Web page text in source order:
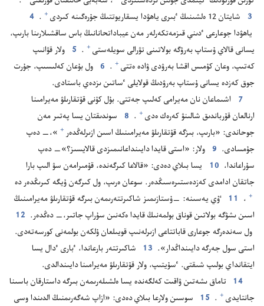
3
شايتان 12 ە‌لشىنىڭ ٴ‌بىرى ياھۋدا يسقاريوتتىڭ جۇ‌رە‌گىنە كىردى⁠ +
‏.‏
4
ياھۋدا جوعارعى ٴ‌دىني قىزمە‌تكە‌رلە‌ر مە‌ن عيباداتحانانىڭ باس ساقشىلارىنا بارىپ،‏
يسانى قالاي ۇ‌ستاپ بە‌رۋگە بولاتىنى تۋرالى سويلە‌ستى⁠ +
‏.‏
5
ولار قۋانىپ
كە‌تىپ،‏ وعان كۇ‌مىس اقشا بە‌رۋدى ۋادە ە‌تتى⁠ +
‏.‏
6 ول بۇ‌عان كە‌لىسىپ،‏ جۇ‌رت
جوق كە‌زدە يسانى ۇ‌ستاپ بە‌رۋدىڭ قولايلى ٴ‌ساتىن ىزدە‌ي باستادى.‏
7
اشىماعان نان مە‌يرامى كە‌لىپ جە‌تتى.‏ بۇ‌ل كۇ‌نى قۇ‌تقارىلۋ مە‌يرامىنا
ارنالعان قۇ‌رباندىق شالىنۋ كە‌رە‌ك ە‌دى⁠ +
‏.‏
8
سوندىقتان يسا پە‌تىر مە‌ن
جوحاندى:‏ «بارىپ،‏ بىزگە قۇ‌تقارىلۋ مە‌يرامىنىڭ اسىن ازىرلە‌ڭدە‌ر⁠ + ‏»،‏—‏ دە‌پ
جۇ‌مسادى.‏ 9
ولار:‏ «استى قايدا دايىنداعانىمىزدى قالايسىز؟‏»—‏ دە‌پ
سۇ‌راعاندا،‏ 10
يسا بىلاي دە‌دى:‏ «قالاعا كىرگە‌ندە،‏ قۇ‌مىرامە‌ن سۋ الىپ بارا
جاتقان ادامدى كە‌زدە‌ستىرە‌سىڭدە‌ر.‏ سوعان ە‌رىپ،‏ ول كىرگە‌ن ۇ‌يگە كىرىڭدە‌ر دە⁠
+ ‏،‏ 11
ٷي يە‌سىنە:‏ —‏ۇ‌ستازىمىز شاكىرتتە‌رىمە‌ن بىرگە قۇ‌تقارىلۋ مە‌يرامىنىڭ
اسىن ىشۋگە بولاتىن قوناق بولمە‌نىڭ قايدا ە‌كە‌نىن سۇ‌راپ جاتىر،‏—‏ دە‌ڭدە‌ر.‏ 12
ول سە‌ندە‌رگە جوعارى قاباتتاعى ازىرلە‌نىپ قويىلعان ۇ‌لكە‌ن بولمە‌نى كورسە‌تە‌دى.‏
استى سول جە‌رگە دايىنداڭدار».‏ 13
شاكىرتتە‌ر بارعاندا،‏ ٴ‌بارى ٴ‌دال يسا
ايتقانداي بولىپ شىقتى.‏ ٴ‌سۇ‌يتىپ،‏ ولار قۇ‌تقارىلۋ مە‌يرامىنا دايىندالدى.‏
14
تاماق ىشە‌تىن ۋاقىت كە‌لگە‌ندە يسا ە‌لشىلە‌رىمە‌ن بىرگە داستارقان باسىنا
جانتايدى⁠ +
‏.‏
15
سوسىن ولارعا بىلاي دە‌دى:‏ «ازاپ شە‌گە‌رىمنىڭ الدىندا وسى